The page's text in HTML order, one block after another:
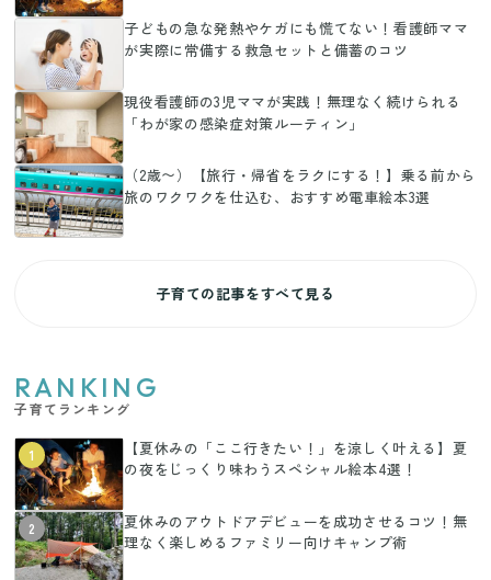
子どもの急な発熱やケガにも慌てない！看護師ママ
が実際に常備する救急セットと備蓄のコツ
現役看護師の3児ママが実践！無理なく続けられる
「わが家の感染症対策ルーティン」
（2歳〜）【旅行・帰省をラクにする！】乗る前から
旅のワクワクを仕込む、おすすめ電車絵本3選
子育ての記事をすべて見る
RANKING
子育てランキング
1
【夏休みの「ここ行きたい！」を涼しく叶える】夏
の夜をじっくり味わうスペシャル絵本4選！
2
夏休みのアウトドアデビューを成功させるコツ！無
理なく楽しめるファミリー向けキャンプ術